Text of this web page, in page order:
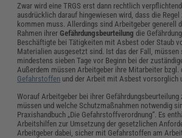
Zwar wird eine TRGS erst dann rechtlich
ausdrücklich darauf hingewiesen wird, dass die Regel
kommen muss. Allerdings sind Arbeitgeber generell
Rahmen ihrerGefährdungsbeurteilung die
Beschäftigte bei Tätigkeiten mit Asbest oder Staub
Materialien ausgesetzt sind. Ist das der Fall, müssen
mindestens sieben Tage vor Beginn bei der
Außerdem müssen Arbeitgeber ihre Mitarbeiter bzgl.
Gefahrstoffen und der Arbeit mit Asbest vorsorglich
Worauf Arbeitgeber bei ihrer
müssen und welche Schutzmaßnahmen notwendig
Praxishandbuch „Die Gefahrstoffverordnung“. Es
Arbeitshilfen zur Umsetzung der gesetzlichen
Arbeitgeber dabei, sicher mit Gefahrstoffen am